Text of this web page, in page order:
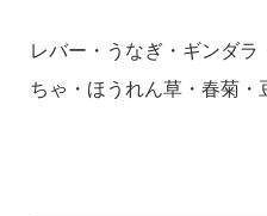
レバー・うなぎ・ギンダ
ちゃ・ほうれん草・春菊・